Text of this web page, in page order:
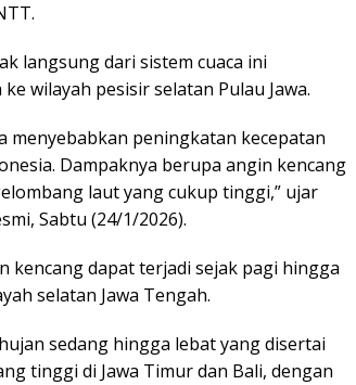
langsung dari sistem cuaca ini
wilayah pesisir selatan Pulau Jawa.
menyebabkan peningkatan kecepatan
Dampaknya berupa angin kencang
laut yang cukup tinggi,” ujar
Sabtu (24/1/2026).
kencang dapat terjadi sejak pagi hingga
selatan Jawa Tengah.
sedang hingga lebat yang disertai
tinggi di Jawa Timur dan Bali, dengan